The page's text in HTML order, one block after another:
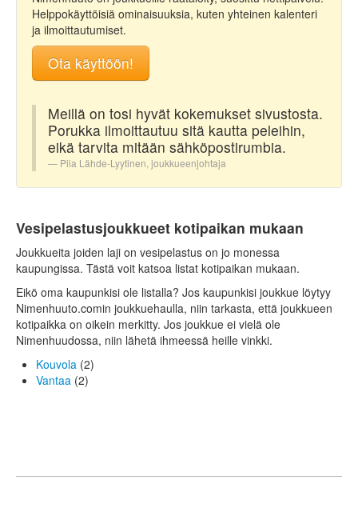
Helppokäyttöisiä ominaisuuksia, kuten yhteinen kalenteri
ja ilmoittautumiset.
Ota käyttöön!
Meillä on tosi hyvät kokemukset sivustosta.
Porukka ilmoittautuu sitä kautta peleihin,
eikä tarvita mitään sähköpostirumbia.
Piia Lähde-Lyytinen, joukkueenjohtaja
Vesipelastusjoukkueet kotipaikan mukaan
Joukkueita joiden laji on vesipelastus on jo monessa
kaupungissa. Tästä voit katsoa listat kotipaikan mukaan.
Eikö oma kaupunkisi ole listalla? Jos kaupunkisi joukkue löytyy
Nimenhuuto.comin joukkuehaulla, niin tarkasta, että joukkueen
kotipaikka on oikein merkitty. Jos joukkue ei vielä ole
Nimenhuudossa, niin lähetä ihmeessä heille vinkki.
Kouvola (2)
Vantaa (2)